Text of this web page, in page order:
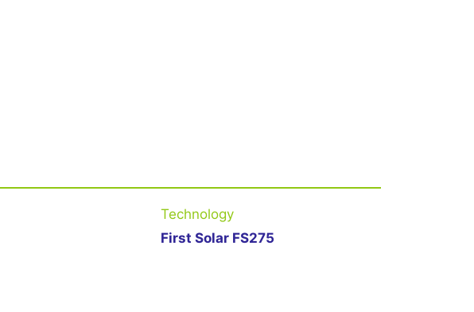
Technology
First Solar FS275